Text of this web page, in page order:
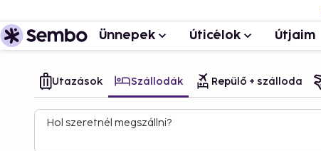
Ünnepek Úticélok Útjaim
Utazások Szállodák Repülő + szálloda
Hol szeretnél megszállni?